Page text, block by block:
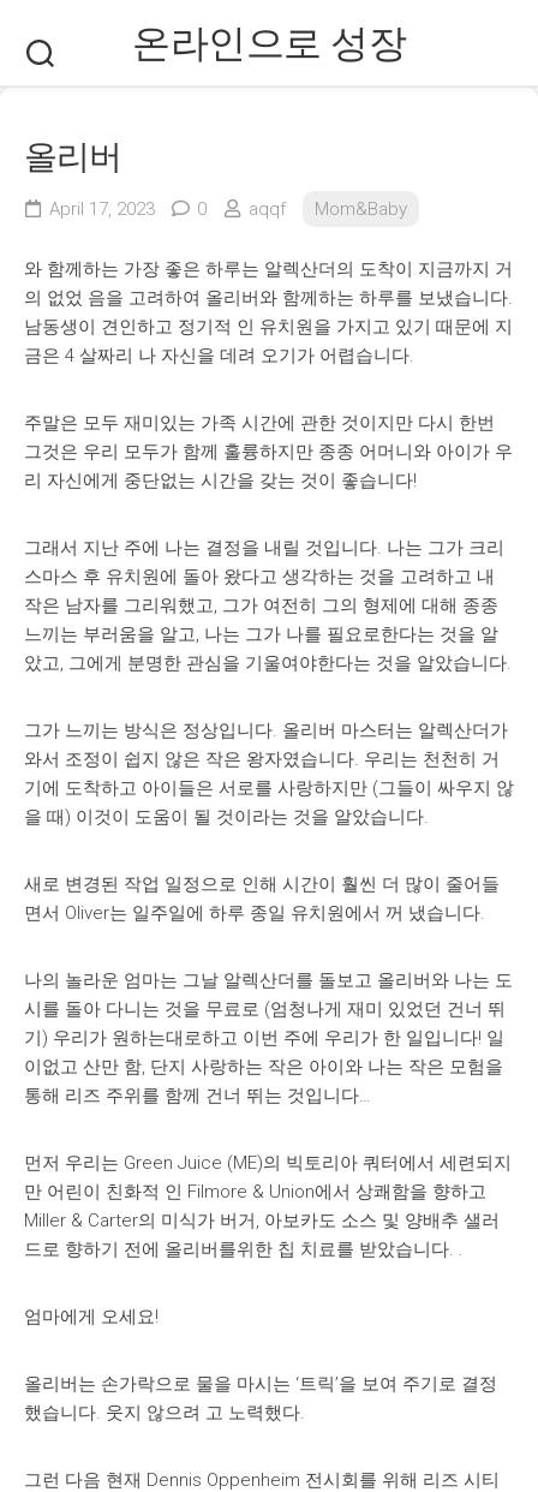
content
온라인으로 성장
올리버
April 17, 2023 0 aqqf Mom&Baby
와 함께하는 가장 좋은 하루는 알렉산더의 도착이 지금까지 거
의 없었 음을 고려하여 올리버와 함께하는 하루를 보냈습니다.
남동생이 견인하고 정기적 인 유치원을 가지고 있기 때문에 지
금은 4 살짜리 나 자신을 데려 오기가 어렵습니다.
주말은 모두 재미있는 가족 시간에 관한 것이지만 다시 한번
그것은 우리 모두가 함께 훌륭하지만 종종 어머니와 아이가 우
리 자신에게 중단없는 시간을 갖는 것이 좋습니다!
그래서 지난 주에 나는 결정을 내릴 것입니다. 나는 그가 크리
스마스 후 유치원에 돌아 왔다고 생각하는 것을 고려하고 내
작은 남자를 그리워했고, 그가 여전히 그의 형제에 대해 종종
느끼는 부러움을 알고, 나는 그가 나를 필요로한다는 것을 알
았고, 그에게 분명한 관심을 기울여야한다는 것을 알았습니다.
그가 느끼는 방식은 정상입니다. 올리버 마스터는 알렉산더가
와서 조정이 쉽지 않은 작은 왕자였습니다. 우리는 천천히 거
기에 도착하고 아이들은 서로를 사랑하지만 (그들이 싸우지 않
을 때) 이것이 도움이 될 것이라는 것을 알았습니다.
새로 변경된 작업 일정으로 인해 시간이 훨씬 더 많이 줄어들
면서 Oliver는 일주일에 하루 종일 유치원에서 꺼 냈습니다.
나의 놀라운 엄마는 그날 알렉산더를 돌보고 올리버와 나는 도
시를 돌아 다니는 것을 무료로 (엄청나게 재미 있었던 건너 뛰
기) 우리가 원하는대로하고 이번 주에 우리가 한 일입니다! 일
이없고 산만 함, 단지 사랑하는 작은 아이와 나는 작은 모험을
통해 리즈 주위를 함께 건너 뛰는 것입니다…
먼저 우리는 Green Juice (ME)의 빅토리아 쿼터에서 세련되지
만 어린이 친화적 인 Filmore & Union에서 상쾌함을 향하고
Miller & Carter의 미식가 버거, 아보카도 소스 및 양배추 샐러
드로 향하기 전에 올리버를위한 칩 치료를 받았습니다. .
엄마에게 오세요!
올리버는 손가락으로 물을 마시는 ‘트릭’을 보여 주기로 결정
했습니다. 웃지 않으려 고 노력했다.
그런 다음 현재 Dennis Oppenheim 전시회를 위해 리즈 시티